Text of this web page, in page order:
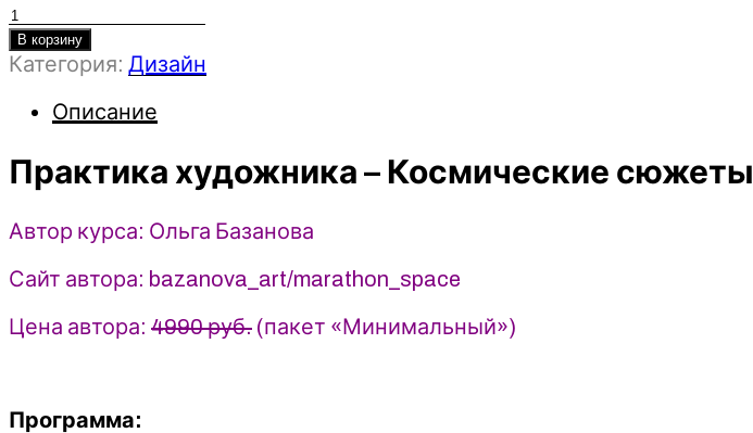
Количество
товара
Практика
сюжеты
Ольга
Базанова
(2024)
В корзину
Категория: Дизайн
Описание
Практика художника – Космические сюжеты
Автор курса: Ольга Базанова
Сайт автора: bazanova_art/marathon_space
Цена автора: 4990 руб. (пакет «Минимальный»)
Программа: